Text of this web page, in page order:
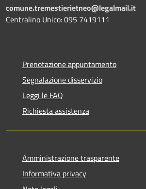
comune.tremestierietneo@legalmail.it
Centralino Unico: 095 7419111
Prenotazione appuntamento
Segnalazione disservizio
Leggi le FAQ
Richiesta assistenza
Amministrazione trasparente
Informativa privacy